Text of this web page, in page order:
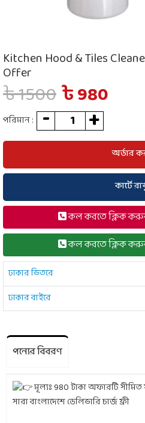
Kitchen Hood & Tiles
Offer
৳ 1500৳ 980
পরিমান :
অর্ডার
কার্টে
কল করতে ক্লিক
কল করতে ক্লিক
ঢাকার ভিতরে
ঢাকার বাইরে
পন্যের বিবরণ
মূল্যঃ 980 টাকা অফারটি
সারা বাংলাদেশে ডেলিভারি চার্জ ফ্রী